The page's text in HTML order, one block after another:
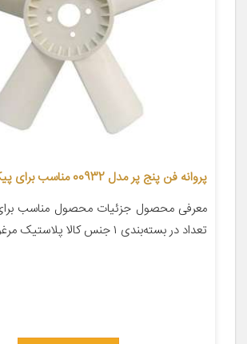
پروانه فن پنج پر مدل 00932 مناسب برای پیکان
معرفی محصول جزئیات محصول مناسب
تعداد در بسته‌بندی ۱ جنس کالا پلاستیک مرغوب